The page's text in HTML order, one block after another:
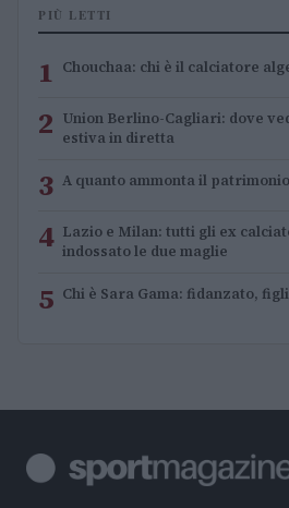
PIÙ LETTI
1 Chouchaa: chi è il calciatore
2 Union Berlino-Cagliari: dove
estiva in diretta
3 A quanto ammonta il
4 Lazio e Milan: tutti gli ex
indossato le due maglie
5 Chi è Sara Gama: fidanzato,